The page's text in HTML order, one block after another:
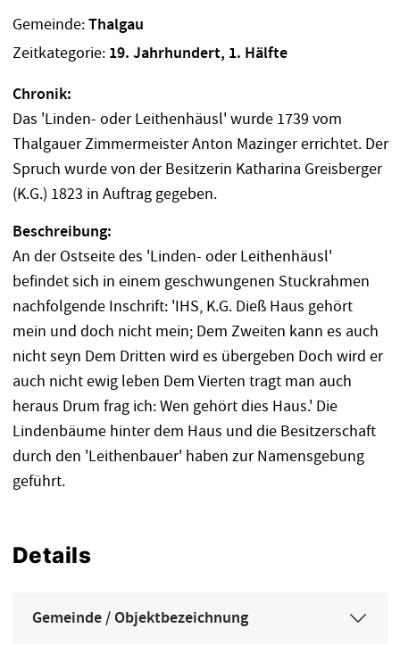
Gemeinde:Thalgau
Zeitkategorie: 19. Jahrhundert, 1. Hälfte
Chronik:
Das 'Linden- oder Leithenhäusl' wurde 1739 vom
Thalgauer Zimmermeister Anton Mazinger errichtet. Der
Spruch wurde von der Besitzerin Katharina Greisberger
(K.G.) 1823 in Auftrag gegeben.
Beschreibung:
An der Ostseite des 'Linden- oder Leithenhäusl'
befindet sich in einem geschwungenen Stuckrahmen
nachfolgende Inschrift: 'IHS, K.G. Dieß Haus gehört
mein und doch nicht mein; Dem Zweiten kann es auch
nicht seyn Dem Dritten wird es übergeben Doch wird er
auch nicht ewig leben Dem Vierten tragt man auch
heraus Drum frag ich: Wen gehört dies Haus.' Die
Lindenbäume hinter dem Haus und die Besitzerschaft
durch den 'Leithenbauer' haben zur Namensgebung
geführt.
Details
Gemeinde / Objektbezeichnung